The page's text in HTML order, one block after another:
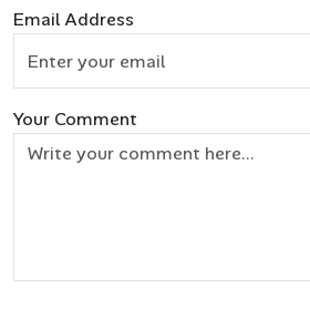
Email Address
Your Comment